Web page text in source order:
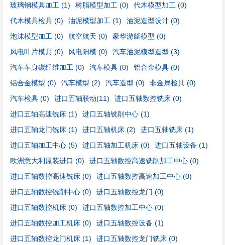
玻璃钢模具加工 (1) 树脂模型加工 (0) 代木模型加工 (0)
代木模具检具 (0) 油泥模型加工 (1) 油泥造型设计 (0)
泡沫模型加工 (0) 航空航天 (0) 豪华游艇模型 (0)
风电叶片模具 (0) 风电阳模 (0) 汽车油泥模型造型 (3)
汽车车身碳纤维加工 (0) 汽车模具 (0) 铝合金模具 (0)
铝合金模型 (0) 汽车模型 (2) 汽车造型 (0) 非金属检具 (0)
汽车检具 (0) 进口五轴联动(11) 进口五轴数控铣床 (0)
进口五轴高速铣床 (1) 进口五轴铣削中心 (1)
进口五轴龙门铣床 (1) 进口五轴机床 (2) 进口五轴铣床 (1)
进口五轴加工中心 (5) 进口五轴加工机床 (0) 进口五轴设备 (1)
欧洲意大利原装进口 (0) 进口五轴数控高速铣削加工中心 (0)
进口五轴数控高速铣床 (0) 进口五轴数控高速加工中心 (0)
进口五轴数控铣削中心 (0) 进口五轴数控龙门 (0)
进口五轴数控机床 (0) 进口五轴数控加工中心 (0)
进口五轴数控加工机床 (0) 进口五轴数控设备 (1)
进口五轴数控龙门机床 (1) 进口五轴数控龙门铣床 (0)